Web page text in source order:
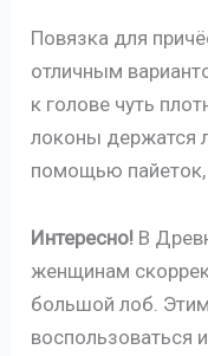
Повязка для
отличным
к голове чуть
локоны держатся
помощью пайеток,
Интересно! В
женщинам
большой лоб.
воспользоваться